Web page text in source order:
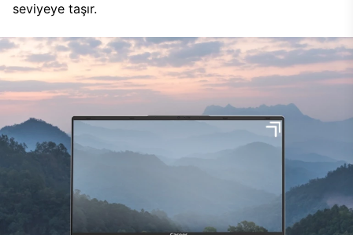
seviyeye taşır.